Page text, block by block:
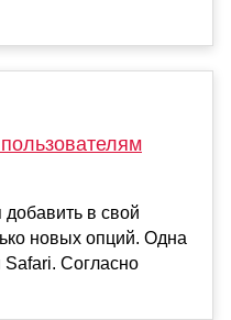
добавить в свой
новых опций. Одна
Safari. Согласно